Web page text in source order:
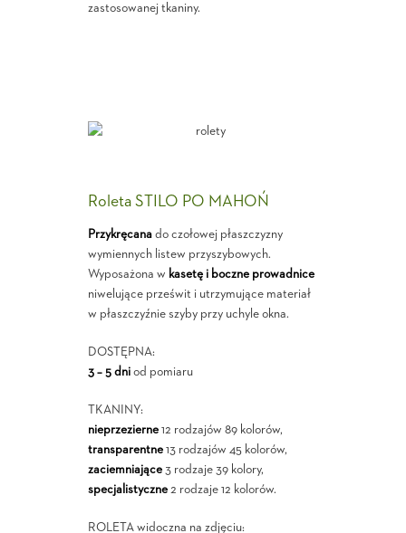
zastosowanej tkaniny.
Roleta STILO PO MAHOŃ
Przykręcanado czołowej płaszczyzny
wymiennych listew przyszybowych.
Wyposażona w kasetę i boczne prowadnice
niwelujące prześwit i utrzymujące materiał
w płaszczyźnie szyby przy uchyle okna.
DOSTĘPNA:
3 – 5 dniod pomiaru
TKANINY:
nieprzezierne12 rodzajów 89 kolorów,
transparentne13 rodzajów 45 kolorów,
zaciemniające3 rodzaje 39 kolory,
specjalistyczne2 rodzaje 12 kolorów.
ROLETA widoczna na zdjęciu: